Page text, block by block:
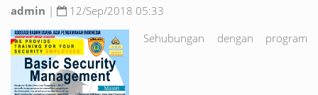
admin |
12/Sep/2018 05:33
Sehubungan dengan program